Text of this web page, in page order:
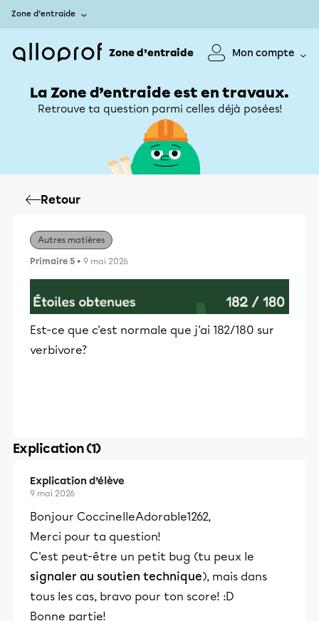
Zone d’entraide
Zone d’entraide Mon compte
La Zone d’entraide est en travaux.
Retrouve ta question parmi celles déjà posées!
Retour
Autres matières
Primaire 5 • 9 mai 2026
Est-ce que c'est normale que j'ai 182/180 sur
verbivore?
Explication (1)
Explication d’élève
9 mai 2026
Bonjour CoccinelleAdorable1262,
Merci pour ta question!
C'est peut-être un petit bug (tu peux le
signaler au soutien technique), mais dans
tous les cas, bravo pour ton score! :D
Bonne partie!